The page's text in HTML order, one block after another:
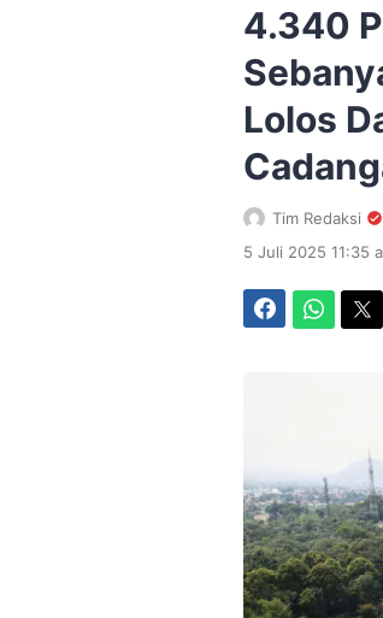
4.340
Lolos
Tim Redaksi
5 Juli 2025 11:35